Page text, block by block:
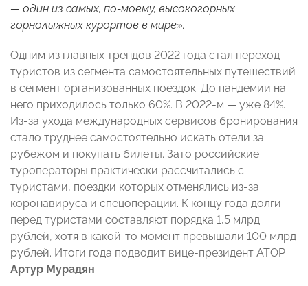
— один из самых, по-моему, высокогорных
горнолыжных курортов в мире».
Одним из главных трендов 2022 года стал переход
туристов из сегмента самостоятельных путешествий
в сегмент организованных поездок. До пандемии на
него приходилось только 60%. В 2022-м — уже 84%.
Из-за ухода международных сервисов бронирования
стало труднее самостоятельно искать отели за
рубежом и покупать билеты. Зато российские
туроператоры практически рассчитались с
туристами, поездки которых отменялись из-за
коронавируса и спецоперации. К концу года долги
перед туристами составляют порядка 1,5 млрд
рублей, хотя в какой-то момент превышали 100 млрд
рублей. Итоги года подводит вице-президент АТОР
Артур Мурадян: